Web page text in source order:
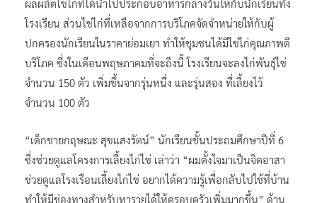
ผลผลิตไข่ไก่ที่ได้นำไปประกอบอาหารกลางวันให้กับนักเรียนทั้ง
โรงเรียน ส่วนไข่ไก่ที่เหลือจากการบริโภคจัดจำหน่ายให้กับผู้
ปกครองนักเรียนในราคาย่อมเยา ทำให้ชุมชนได้มีไข่ไก่คุณภาพดี
บริโภค ซึ่งในเดือนพฤษภาคมที่จะถึงนี้ โรงเรียนจะลงไก่พันธุ์ไข่
จำนวน 150 ตัว เพิ่มขึ้นจากรุ่นหนึ่ง และรุ่นสอง ที่เลี้ยงไว้
จำนวน 100 ตัว
“เด็กชายกฤษณะ สุขแสงรัตน์” นักเรียนชั้นประถมศึกษาปีที่ 6
ซึ่งช่วยดูแลโครงการเลี้ยงไก่ไข่ เล่าว่า “ผมตั้งใจมาเป็นจิตอาสา
ช่วยดูแลโรงเรือนเลี้ยงไก่ไข่ อยากได้ความรู้เพื่อกลับไปใช้ที่บ้าน
ทำให้มีช่องทางสำหรับหารายได้ให้ครอบครัวเพิ่มมากขึ้น” ด้าน